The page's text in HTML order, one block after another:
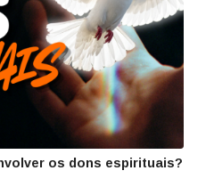
os dons espirituais?